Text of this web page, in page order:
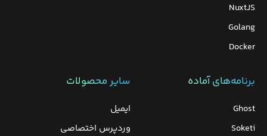
NuxtJS
Golang
Docker
برنامه‌های‌ آماده
Ghost
Soketi
سایر محصولات
ایمیل
وردپرس‌ اختصاصی